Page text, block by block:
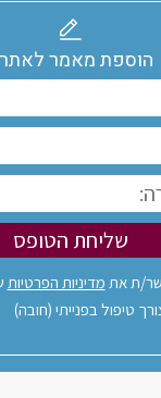
הוספת מאמר
ת את מדיניות הפרטיות
טיפול בפנייתי (חובה)